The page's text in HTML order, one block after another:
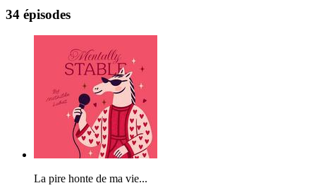
34 épisodes
La pire honte de ma vie...